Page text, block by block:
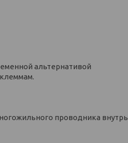
альтернативой
проводника внутрь